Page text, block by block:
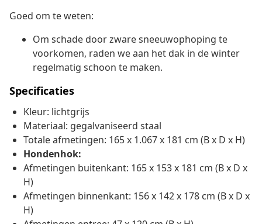
Goed om te weten:
Om schade door zware sneeuwophoping te
voorkomen, raden we aan het dak in de winter
regelmatig schoon te maken.
Specificaties
Kleur: lichtgrijs
Materiaal: gegalvaniseerd staal
Totale afmetingen: 165 x 1.067 x 181 cm (B x D x H)
Hondenhok:
Afmetingen buitenkant: 165 x 153 x 181 cm (B x D x
H)
Afmetingen binnenkant: 156 x 142 x 178 cm (B x D x
H)